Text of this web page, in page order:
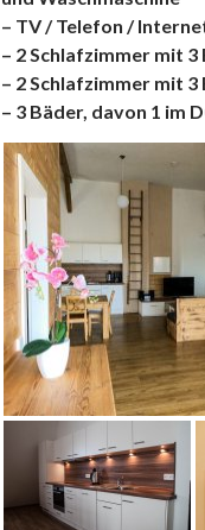
– TV / Telefon /
– 2 Schlafzimmer mit 3
– 2 Schlafzimmer mit 3
– 3 Bäder, davon 1 im